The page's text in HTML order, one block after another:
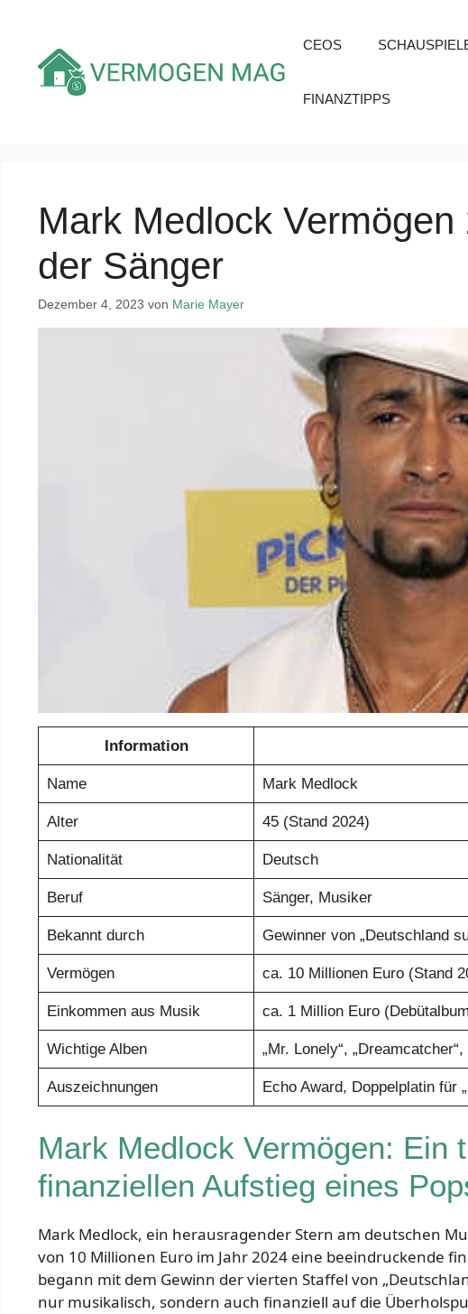
springen
CEOS
FINANZTIPPS
Mark Medlock
der Sänger
Dezember 4, 2023 von Marie Mayer
Information
Name Mark Medlock
Alter 45 (Stand 2024)
Nationalität Deutsch
Beruf Sänger, Musiker
Bekannt durch Gewinner von „Deutschland
Vermögen ca. 10 Millionen Euro (Stand
Einkommen aus Musik ca. 1 Million Euro
Wichtige Alben „Mr. Lonely“,
Auszeichnungen Echo Award, Doppelplatin für
Mark Medlock Vermögen: Ein
finanziellen Aufstieg eines
Mark Medlock, ein herausragender Stern am deutschen
von 10 Millionen Euro im Jahr 2024 eine beeindruckende
begann mit dem Gewinn der vierten Staffel von
nur musikalisch, sondern auch finanziell auf die